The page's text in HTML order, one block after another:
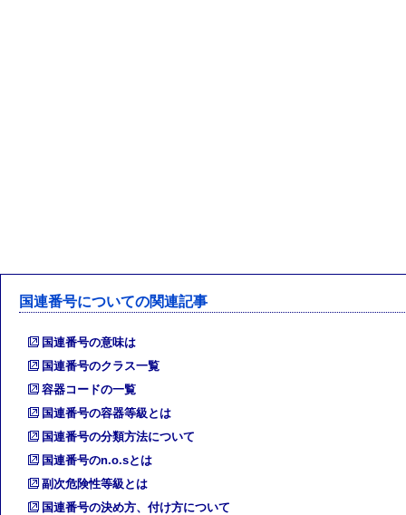
国連番号についての関連記事
国連番号の意味は
国連番号のクラス一覧
容器コードの一覧
国連番号の容器等級とは
国連番号の分類方法について
国連番号のn.o.sとは
副次危険性等級とは
国連番号の決め方、付け方について